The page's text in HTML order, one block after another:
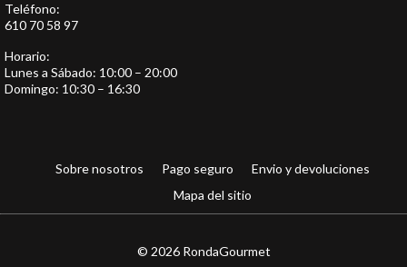
Teléfono:
610 70 58 97
Horario:
Lunes a Sábado: 10:00 – 20:00
Domingo: 10:30 – 16:30
Sobre nosotros Pago seguro
Envio y devoluciones
Mapa del sitio
© 2026 RondaGourmet